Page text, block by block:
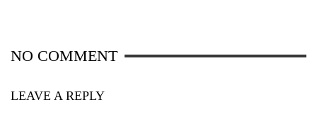
NO COMMENT
LEAVE A REPLY